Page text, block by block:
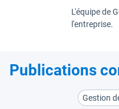
L'équipe de
l'entreprise.
Publications
Gestion